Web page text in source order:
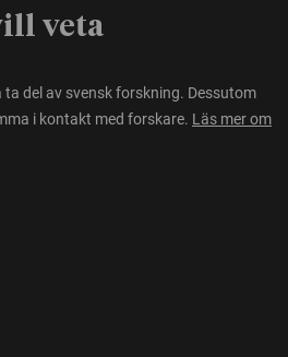
veta
del av svensk forskning. Dessutom
i kontakt med forskare. Läs mer om